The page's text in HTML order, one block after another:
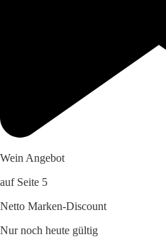
Wein Angebot
auf Seite 5
Netto Marken-Discount
Nur noch heute gültig